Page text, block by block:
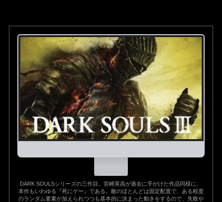
DARK SOULSシリーズの三作目。宮崎英高が過去に手がけた作品同様に、
本作もいわゆる『死にゲー』である。敵のほとんどは固定配置で、ある程度
のランダム要素が加えられつつも基本的に決まった動きをするので、失敗や